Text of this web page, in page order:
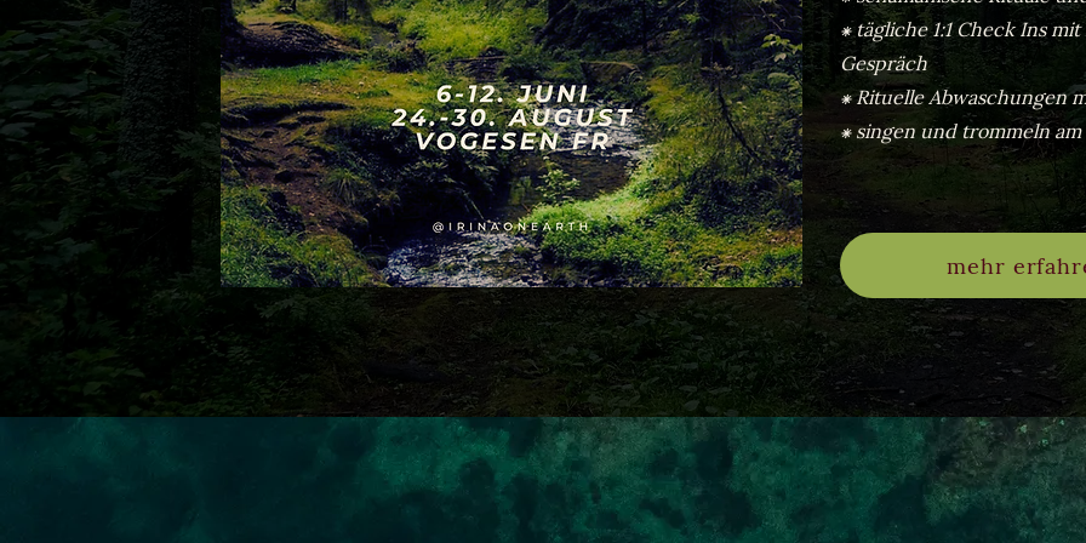
⁕ tägliche 1:1 Check Ins
Gespräch
⁕ Rituelle Abwaschungen
⁕ singen und trommeln am
mehr